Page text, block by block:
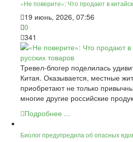
«Не поверите»: Что продают в
19 июнь, 2026, 07:56
0
341
Тревел-блогер поделилась
Китая. Оказывается, местные
приобретают не только
многие другие российские
Подробнее ...
Биолог предупредила об опасных